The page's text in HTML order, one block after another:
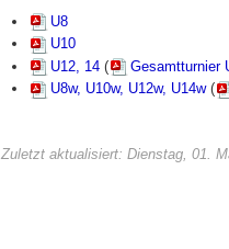
U8
U10
U12, 14 (
Gesamtturnier
U8w, U10w, U12w, U14w(
Zuletzt aktualisiert: Dienstag, 01.